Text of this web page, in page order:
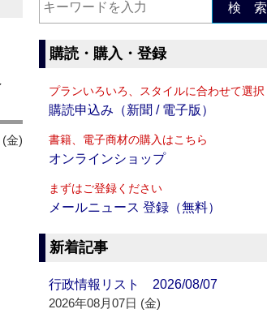
金)
検 索
購読・購入・登録
プランいろいろ、スタイルに合わせて選択
購読申込み（新聞 / 電子版）
書籍、電子商材の購入はこちら
オンラインショップ
まずはご登録ください
メールニュース 登録（無料）
新着記事
行政情報リスト 2026/08/07
2026年08月07日 (金)